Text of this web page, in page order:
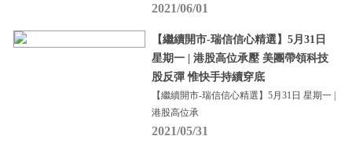
2021/06/01
【繼續開市-瑞信信心精選】5月31日
星期一 | 港股高位承壓 美團帶領科技
股反彈 惟快手持續穿底
【繼續開市-瑞信信心精選】5月31日 星期一 |
港股高位承
2021/05/31